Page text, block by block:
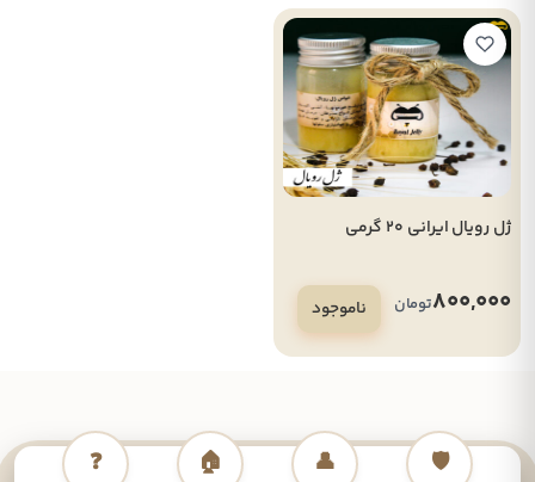
ژل رویال ایرانی 20 گرمی
800,000تومان ناموجود
🛡️
👤
🏠
❓